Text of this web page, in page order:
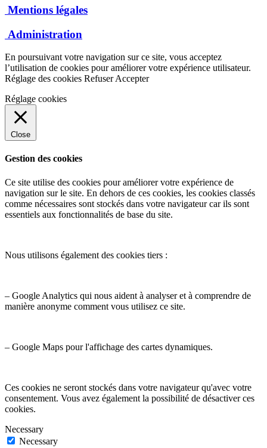
Mentions légales
Administration
En poursuivant votre navigation sur ce site, vous acceptez
l’utilisation de cookies pour améliorer votre expérience utilisateur.
Réglage des cookies Refuser Accepter
Réglage cookies
Close
Gestion des cookies
Ce site utilise des cookies pour améliorer votre expérience de
navigation sur le site. En dehors de ces cookies, les cookies classés
comme nécessaires sont stockés dans votre navigateur car ils sont
essentiels aux fonctionnalités de base du site.
Nous utilisons également des cookies tiers :
– Google Analytics qui nous aident à analyser et à comprendre de
manière anonyme comment vous utilisez ce site.
– Google Maps pour l'affichage des cartes dynamiques.
Ces cookies ne seront stockés dans votre navigateur qu'avec votre
consentement. Vous avez également la possibilité de désactiver ces
cookies.
Necessary
Necessary